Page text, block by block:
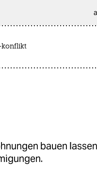
konflikt
bauen